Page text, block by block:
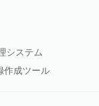
システム
作成ツール